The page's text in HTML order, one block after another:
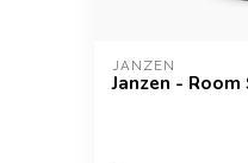
JANZEN
Janzen - Room